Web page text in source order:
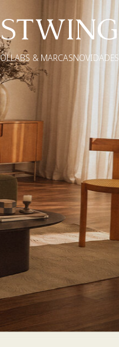
& MARCASNOVIDADES